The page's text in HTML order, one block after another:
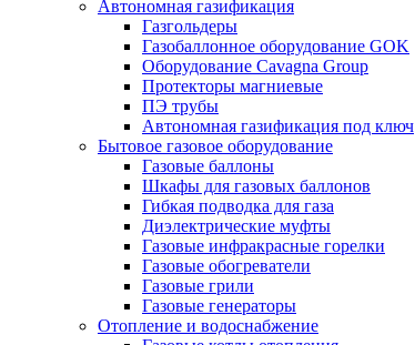
Автономная газификация
Газгольдеры
Газобаллонное оборудование GOK
Оборудование Cavagna Group
Протекторы магниевые
ПЭ трубы
Автономная газификация под ключ
Бытовое газовое оборудование
Газовые баллоны
Шкафы для газовых баллонов
Гибкая подводка для газа
Диэлектрические муфты
Газовые инфракрасные горелки
Газовые обогреватели
Газовые грили
Газовые генераторы
Отопление и водоснабжение